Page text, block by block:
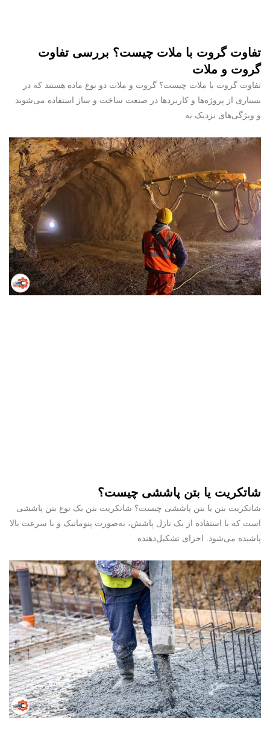
تفاوت گروت با ملات چیست؟ بررسی تفاوت
گروت و ملات
تفاوت گروت با ملات چیست؟ گروت و ملات دو نوع ماده هستند که در
بسیاری از پروژه‌ها و کاربردها در صنعت ساخت و ساز استفاده می‌شوند
و ویژگی‌های نزدیک به
شاتکریت یا بتن پاششی چیست؟
شاتکریت بتن یا بتن پاششی چیست؟ شاتکریت بتن یک نوع بتن پاششی
است که با استفاده از یک نازل پاشش، به‌صورت پنوماتیک و با سرعت بالا
پاشیده می‌شود. اجزای تشکیل‌دهنده